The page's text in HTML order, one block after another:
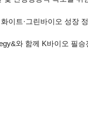
이트·그린바이오 성장
와 함께 K바이오 필